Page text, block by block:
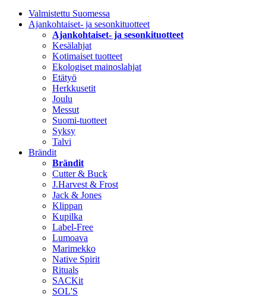
Valmistettu Suomessa
Ajankohtaiset- ja sesonkituotteet
Ajankohtaiset- ja sesonkituotteet
Kesälahjat
Kotimaiset tuotteet
Ekologiset mainoslahjat
Etätyö
Herkkusetit
Joulu
Messut
Suomi-tuotteet
Syksy
Talvi
Brändit
Brändit
Cutter & Buck
J.Harvest & Frost
Jack & Jones
Klippan
Kupilka
Label-Free
Lumoava
Marimekko
Native Spirit
Rituals
SACKit
SOL'S